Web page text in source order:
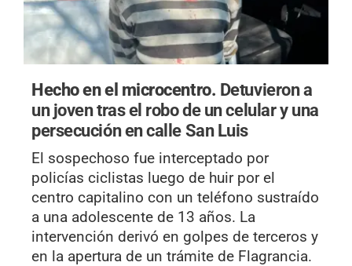
Hecho en el microcentro. Detuvieron a
un joven tras el robo de un celular y una
persecución en calle San Luis
El sospechoso fue interceptado por
policías ciclistas luego de huir por el
centro capitalino con un teléfono sustraído
a una adolescente de 13 años. La
intervención derivó en golpes de terceros y
en la apertura de un trámite de Flagrancia.